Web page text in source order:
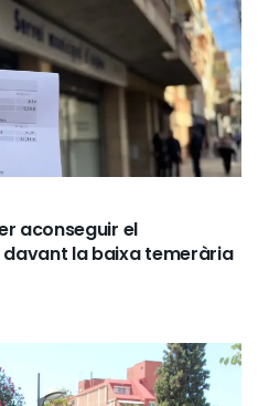
aconseguir el
davant la baixa temerària